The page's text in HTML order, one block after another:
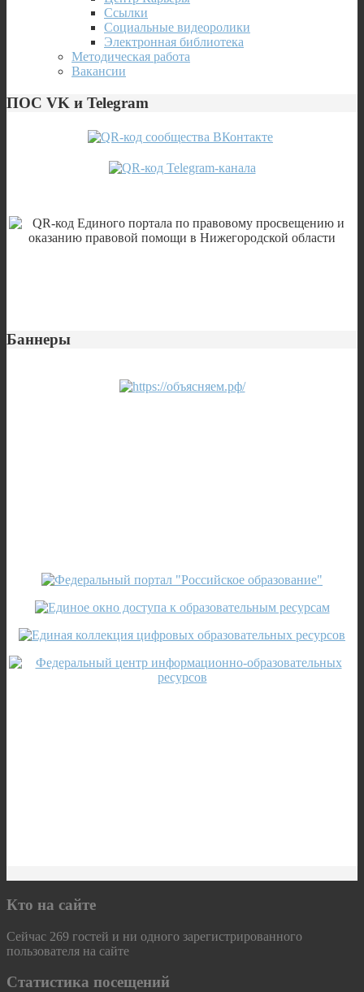
Ссылки
Социальные видеоролики
Электронная библиотека
Методическая работа
Вакансии
ПОС VK и Telegram
Баннеры
Кто на сайте
Сейчас 269 гостей и ни одного зарегистрированного
пользователя на сайте
Статистика посещений